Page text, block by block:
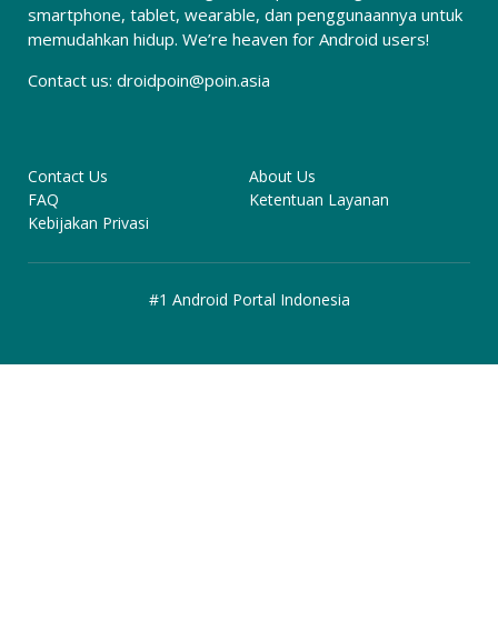
smartphone, tablet, wearable, dan penggunaannya untuk
memudahkan hidup. We’re heaven for Android users!
Contact us: droidpoin@poin.asia
Contact Us
About Us
FAQ
Ketentuan Layanan
Kebijakan Privasi
#1 Android Portal Indonesia